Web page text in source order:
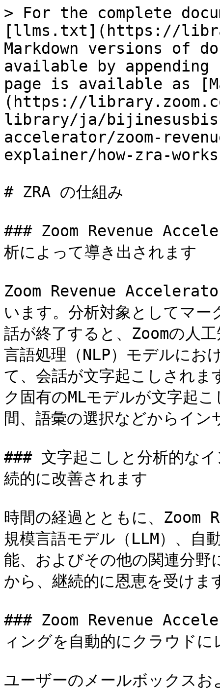
> For the complete
[llms.txt](https://
Markdown versions of
available by
page is available as
(https://
library/ja/
accelerator/zoom-
explainer/how-zra-
# ZRA の仕組み
### Zoom Revenue
析によって導き出されます
Zoom Revenue
います。分析対象としてマ
話が終了すると、Zoomの人
言語処理（NLP）モデルにお
て、会話が文字起こしされ
ク固有のMLモデルが文字起
間、語彙の選択などからイン
### 文字起こしと分析的な
続的に改善されます
時間の経過とともに、
規模言語モデル（LLM）、自
能、およびその他の関連分野
から、継続的に恩恵を受けま
### Zoom Revenue
ィングを自動的にクラウド
ユーザーのメールボックスお